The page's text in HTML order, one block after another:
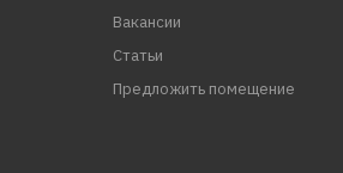
Вакансии
Статьи
Предложить помещение